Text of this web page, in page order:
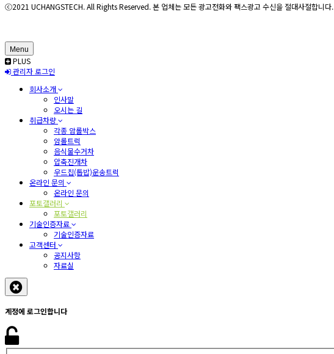
ⓒ2021 UCHANGSTECH. All Rights Reserved. 본 업체는 모든 광고전화와 팩스광고 수신을 절대사절합니다.
Menu
PLUS
관리자 로그인
회사소개
인사말
오시는 길
취급차량
각종 암롤박스
암롤트럭
음식물수거차
압축진개차
우드칩(톱밥)운송트럭
온라인 문의
온라인 문의
포토갤러리
포토갤러리
기술인증자료
기술인증자료
고객센터
공지사항
자료실
계정에 로그인합니다